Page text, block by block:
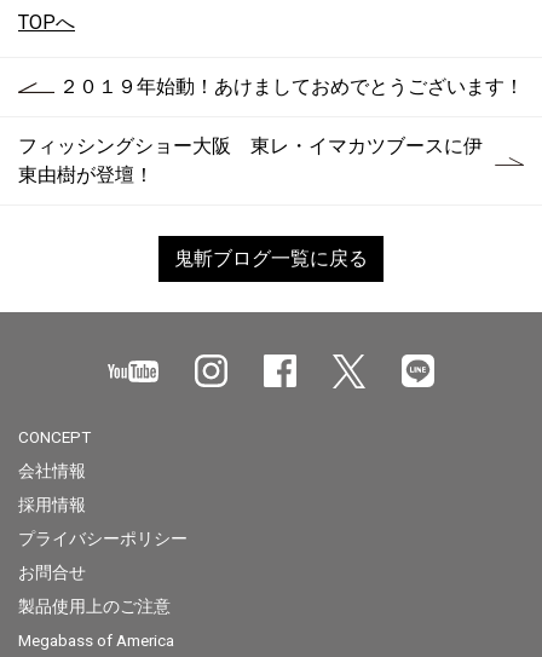
TOPへ
２０１９年始動！あけましておめでとうございます！
フィッシングショー大阪 東レ・イマカツブースに伊
東由樹が登壇！
鬼斬ブログ一覧に戻る
CONCEPT
会社情報
採用情報
プライバシーポリシー
お問合せ
製品使用上のご注意
Megabass of America